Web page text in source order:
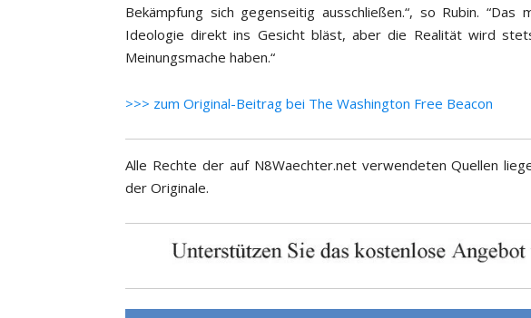
Bekämpfung sich gegenseitig ausschließen.“, so Rubin.
Ideologie direkt ins Gesicht bläst, aber die Realität wird
Meinungsmache haben.“
>>> zum Original-Beitrag bei The Washington Free Beacon
Alle Rechte der auf N8Waechter.net verwendeten Quellen
der Originale.